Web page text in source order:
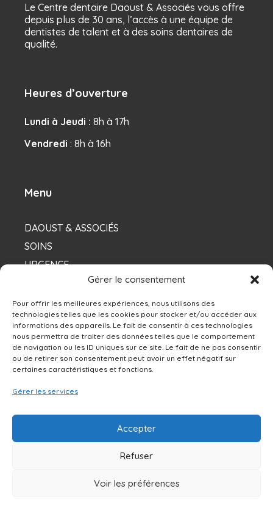
Gérer le consentement
Pour offrir les meilleures expériences, nous utilisons des
technologies telles que les cookies pour stocker et/ou accéder aux
informations des appareils. Le fait de consentir à ces technologies
nous permettra de traiter des données telles que le comportement
de navigation ou les ID uniques sur ce site. Le fait de ne pas consentir
ou de retirer son consentement peut avoir un effet négatif sur
certaines caractéristiques et fonctions.
Gérer les services
Accepter
Refuser
Voir les préférences
Le Centre dentaire Daoust & Associés vous offre
depuis plus de 30 ans, l’accès à une équipe de
dentistes de talent et à des soins dentaires de
qualité.
Heures d’ouverture
Lundi à Jeudi : 8h à 17h
Vendredi : 8h à 16h
Menu
DAOUST & ASSOCIÉS
SOINS
URGENCE
NOS DENTISTES
Contacts
13250 rue Sherbrooke Est, Montréal, QC H1A